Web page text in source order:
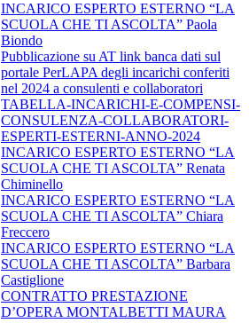
INCARICO ESPERTO ESTERNO “LA
SCUOLA CHE TI ASCOLTA” Paola
Biondo
Pubblicazione su AT link banca dati sul
portale PerLAPA degli incarichi conferiti
nel 2024 a consulenti e collaboratori
TABELLA-INCARICHI-E-COMPENSI-
CONSULENZA-COLLABORATORI-
ESPERTI-ESTERNI-ANNO-2024
INCARICO ESPERTO ESTERNO “LA
SCUOLA CHE TI ASCOLTA” Renata
Chiminello
INCARICO ESPERTO ESTERNO “LA
SCUOLA CHE TI ASCOLTA” Chiara
Freccero
INCARICO ESPERTO ESTERNO “LA
SCUOLA CHE TI ASCOLTA” Barbara
Castiglione
CONTRATTO PRESTAZIONE
D’OPERA MONTALBETTI MAURA